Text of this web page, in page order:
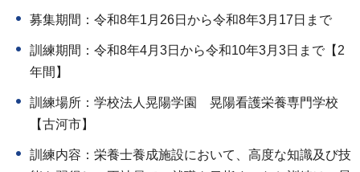
募集期間：令和8年1月26日から令和8年3月17日まで
訓練期間：令和8年4月3日から令和10年3月3日まで【2
年間】
訓練場所：学校法人晃陽学園 晃陽看護栄養専門学校
【古河市】
訓練内容：栄養士養成施設において、高度な知識及び技